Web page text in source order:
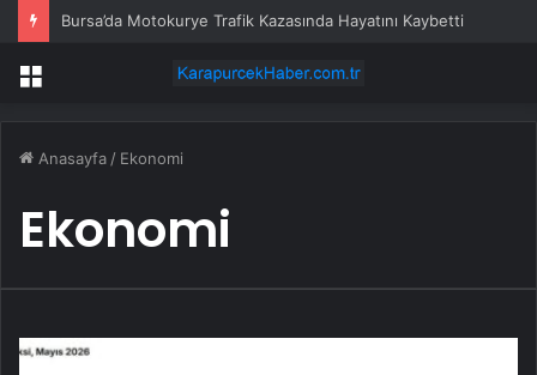
Bursa’da Motokurye Trafik Kazasında Hayatını Kaybetti
Menü
Anasayfa / Ekonomi
Ekonomi